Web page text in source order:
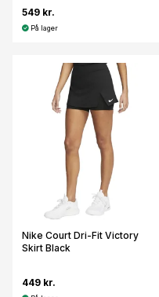
549 kr.
På lager
Nike Court Dri-Fit Victory
Skirt Black
449 kr.